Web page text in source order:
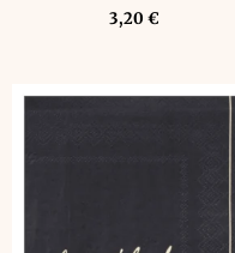
3,20 €